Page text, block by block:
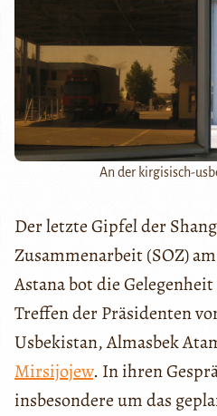
An der kirgisisch-
Der letzte Gipfel der
Zusammenarbeit (SOZ)
Astana bot die
Treffen der Präsidenten
Usbekistan, Almasbek
Mirsijojew. In ihren
insbesondere um das